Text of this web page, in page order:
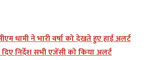
धामी ने भारी वर्षा को देखते हुए हाई अलर्ट
निर्देश सभी एजेंसी को किया अलर्ट